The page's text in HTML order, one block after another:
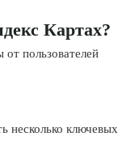
Картах?
пользователей
несколько ключевых